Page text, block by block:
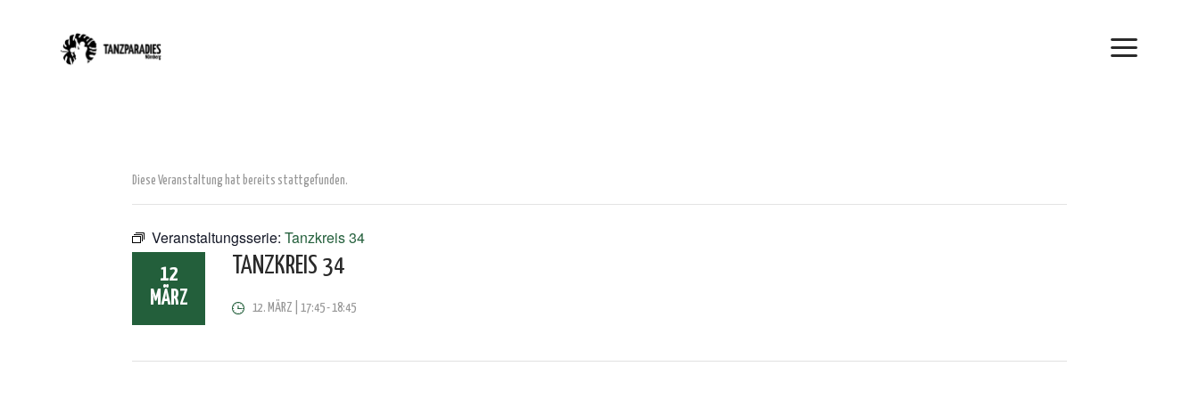
Diese Veranstaltung hat bereits stattgefunden.
Veranstaltungsserie: Tanzkreis 34
12
MÄRZ
TANZKREIS 34
12. MÄRZ | 17:45-18:45